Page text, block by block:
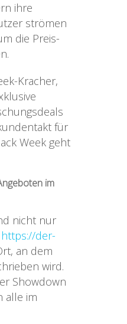
ihre
strömen
die Preis-
Kracher,
für
Week geht
im
nicht nur
https://der-
an dem
wird.
Showdown
alle im